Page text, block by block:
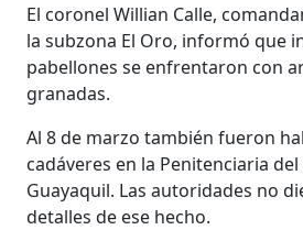
El coronel Willian Calle,
la subzona El Oro, informó que
pabellones se enfrentaron con
granadas.
Al 8 de marzo también fueron
cadáveres en la Penitenciaria
Guayaquil. Las autoridades no
detalles de ese hecho.